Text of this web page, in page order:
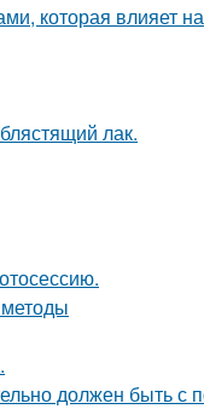
которая влияет
лак.
должен быть с